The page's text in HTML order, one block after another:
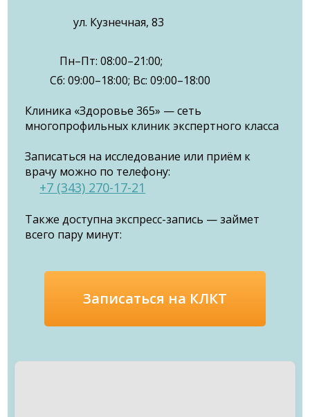
ул. Кузнечная, 83
Пн–Пт: 08:00–21:00;
Сб: 09:00–18:00; Вс: 09:00–18:00
Клиника «Здоровье 365» — сеть
многопрофильных клиник экспертного класса
Записаться на исследование или приём к
врачу можно по телефону:
+7 (343) 270-17-21
Также доступна экспресс-запись — займет
всего пару минут:
Записаться на КЛКТ